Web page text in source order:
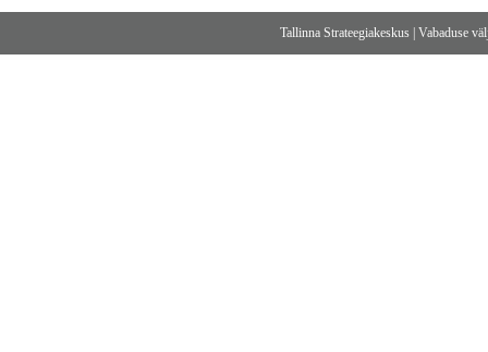
Tallinna Strateegiakeskus Vabaduse